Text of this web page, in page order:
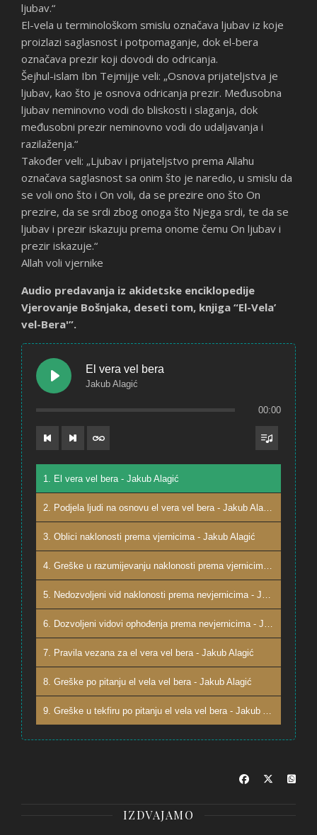
ljubav.“
El-vela u terminološkom smislu označava ljubav iz koje
proizlazi saglasnost i potpomaganje, dok el-bera
označava prezir koji dovodi do odricanja.
Šejhul-islam Ibn Tejmijje veli: „Osnova prijateljstva je
ljubav, kao što je osnova odricanja prezir. Međusobna
ljubav neminovno vodi do bliskosti i slaganja, dok
međusobni prezir neminovno vodi do udaljavanja i
razilaženja.“
Također veli: „Ljubav i prijateljstvo prema Allahu
označava saglasnost sa onim što je naredio, u smislu da
se voli ono što i On voli, da se prezire ono što On
prezire, da se srdi zbog onoga što Njega srdi, te da se
ljubav i prezir iskazuju prema onome čemu On ljubav i
prezir iskazuje.“
Allah voli vjernike
Audio predavanja iz akidetske enciklopedije
Vjerovanje Bošnjaka, deseti tom, knjiga “El-Vela’
vel-Bera'”.
El vera vel bera
Jakub Alagić
00:00
1. El vera vel bera - Jakub Alagić
3. Oblici naklonosti prema vjernicima - Jakub Alagić
7. Pravila vezana za el vera vel bera - Jakub Alagić
8. Greške po pitanju el vela vel bera - Jakub Alagić
IZDVAJAMO